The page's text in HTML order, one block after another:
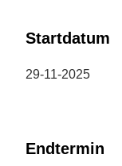
Startdatum
29-11-2025
Endtermin